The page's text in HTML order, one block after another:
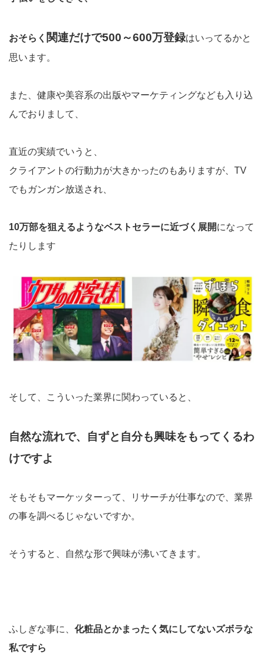
おそらく 関連だけで500～600万登録はいってるかと
思います。
また、健康や美容系の出版やマーケティングなども入り込
んでおりまして、
直近の実績でいうと、
クライアントの行動力が大きかったのもありますが、TV
でもガンガン放送され、
10万部を狙えるようなベストセラーに近づく展開になって
たりします
そして、こういった業界に関わっていると、
自然な流れで、自ずと自分も興味をもってくるわ
けですよ
そもそもマーケッターって、リサーチが仕事なので、業界
の事を調べるじゃないですか。
そうすると、自然な形で興味が沸いてきます。
ふしぎな事に、 化粧品とかまったく気にしてないズボラな
私ですら